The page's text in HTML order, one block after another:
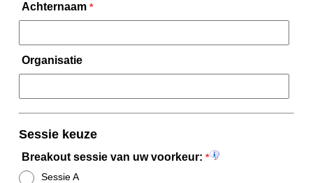
Achternaam *
Organisatie
Sessie keuze
Breakout sessie van uw voorkeur: *
Sessie A